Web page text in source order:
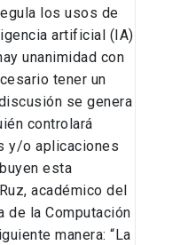
los usos de
artificial (IA)
unanimidad con
tener un
se genera
controlará
y/o aplicaciones
esta
académico del
de la Computación
manera: “La